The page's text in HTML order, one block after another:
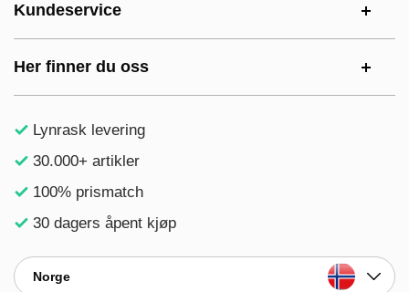
Kundeservice
Her finner du oss
Lynrask levering
30.000+ artikler
100% prismatch
30 dagers åpent kjøp
Norge